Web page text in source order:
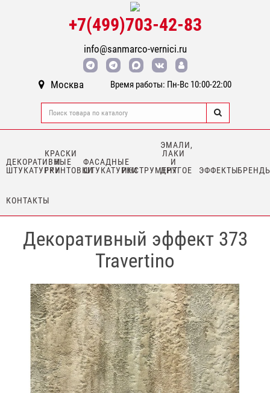
+7(499)703-42-83
info@sanmarco-vernici.ru
Москва Время работы: Пн-Вс 10:00-22:00
ДЕКОРАТИВНЫЕ
ШТУКАТУРКИ
КРАСКИ
И
ГРУНТОВКИ
ФАСАДНЫЕ
ШТУКАТУРКИИНСТРУМЕНТ
ЭМАЛИ,
ЛАКИ
И
ДРУГОЕ
ЭФФЕКТЫ
КОНТАКТЫ
Декоративный эффект 373
Travertino